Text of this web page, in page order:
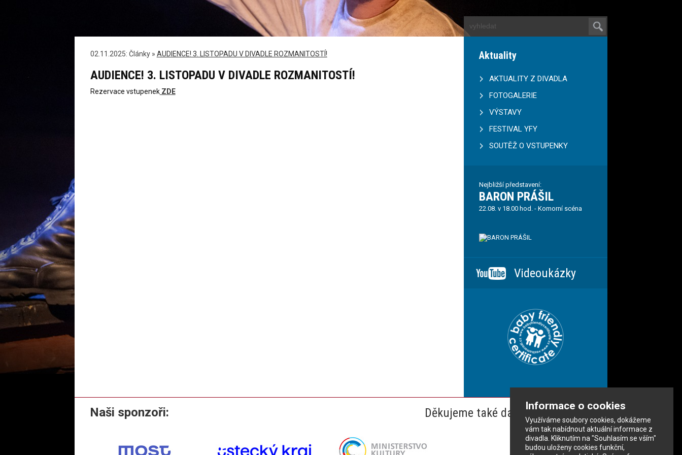
Informace o cookies
Využíváme soubory cookies, dokážeme
vám tak nabídnout aktuální informace z
divadla. Kliknutím na "Souhlasím se vším"
budou uloženy cookies funkční,
02.11.2025: Články » AUDIENCE! 3. LISTOPADU V DIVADLE ROZMANITOSTÍ!
AUDIENCE! 3. LISTOPADU V DIVADLE ROZMANITOSTÍ!
Rezervace vstupenekZDE
Aktuality
AKTUALITY Z DIVADLA
FOTOGALERIE
VÝSTAVY
FESTIVAL YFY
SOUTĚŽ O VSTUPENKY
Nejbližší představení:
BARON PRÁŠIL
22.08. v 18.00 hod. - Komorní scéna
Videoukázky
Děkujeme také dalším partnerům
Naši sponzoři: